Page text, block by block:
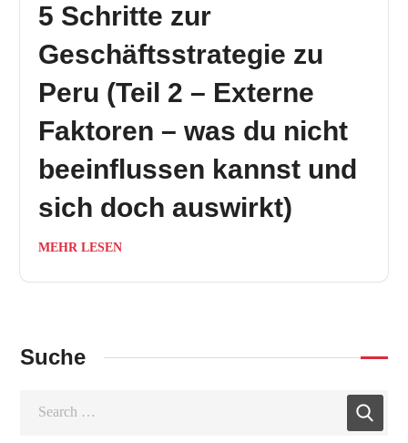
5 Schritte zur
Geschäftsstrategie zu
Peru (Teil 2 – Externe
Faktoren – was du nicht
beeinflussen kannst und
sich doch auswirkt)
MEHR LESEN
Suche